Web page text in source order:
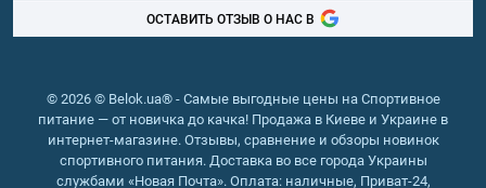
ОСТАВИТЬ ОТЗЫВ О НАС В
© 2026 © Belok.ua® - Самые выгодные цены на Спортивное
питание — от новичка до качка! Продажа в Киеве и Украине в
интернет-магазине. Отзывы, сравнение и обзоры новинок
спортивного питания. Доставка во все города Украины
службами «Новая Почта». Оплата: наличные, Приват-24,